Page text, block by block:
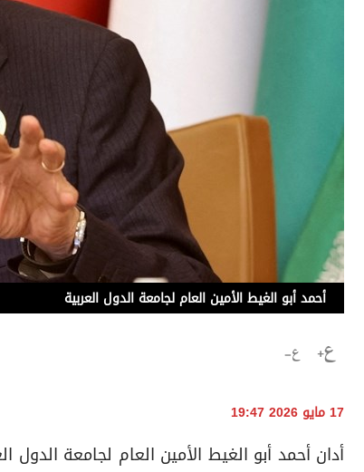
مواقيت الصلاة
الأحوال الجوية
أحمد أبو الغيط الأمين العام لجامعة الدول العربية
17 مايو 2026 19:47
أدان أحمد أبو الغيط الأمين العام لجامعة